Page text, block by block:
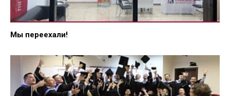
Мы переехали!